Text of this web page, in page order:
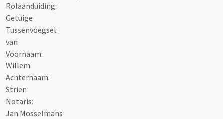
Rolaanduiding:
Getuige
Tussenvoegsel:
van
Voornaam:
Willem
Achternaam:
Strien
Notaris:
Jan Mosselmans